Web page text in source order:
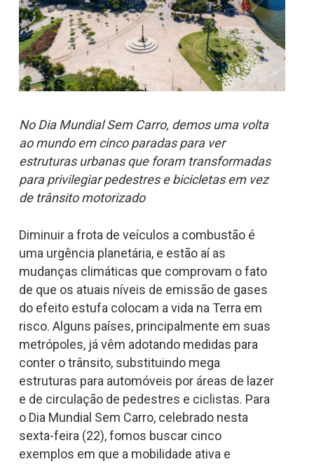
No Dia Mundial Sem Carro, demos uma volta
ao mundo em cinco paradas para ver
estruturas urbanas que foram transformadas
para privilegiar pedestres e bicicletas em vez
de trânsito motorizado
Diminuir a frota de veículos a combustão é
uma urgência planetária, e estão aí as
mudanças climáticas que comprovam o fato
de que os atuais níveis de emissão de gases
do efeito estufa colocam a vida na Terra em
risco. Alguns países, principalmente em suas
metrópoles, já vêm adotando medidas para
conter o trânsito, substituindo mega
estruturas para automóveis por áreas de lazer
e de circulação de pedestres e ciclistas. Para
o Dia Mundial Sem Carro, celebrado nesta
sexta-feira (22), fomos buscar cinco
exemplos em que a mobilidade ativa e